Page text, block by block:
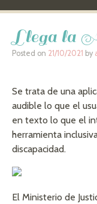
Llega la
Posted on 21/10/2021 by
Se trata de una
audible lo que el
en texto lo que el
herramienta
discapacidad.
El Ministerio de